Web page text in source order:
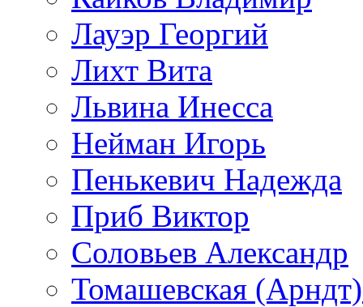
Лауэр Георгий
Лихт Вита
Львина Инесса
Нейман Игорь
Пенькевич Надежда
Приб Виктор
Соловьев Александр
Томашевская